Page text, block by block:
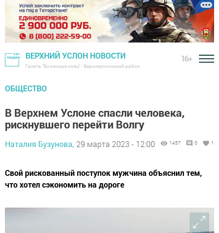
ВЕРХНИЙ УСЛОН НОВОСТИ
Газета "Волжская новь" - Верхнеуслонский район
16+
ОБЩЕСТВО
В Верхнем Услоне спасли человека,
рискнувшего перейти Волгу
Наталия Бузунова, 29 марта 2023 - 12:00 1457 0 1
Свой рискованный поступок мужчина объяснил тем,
что хотел сэкономить на дороге